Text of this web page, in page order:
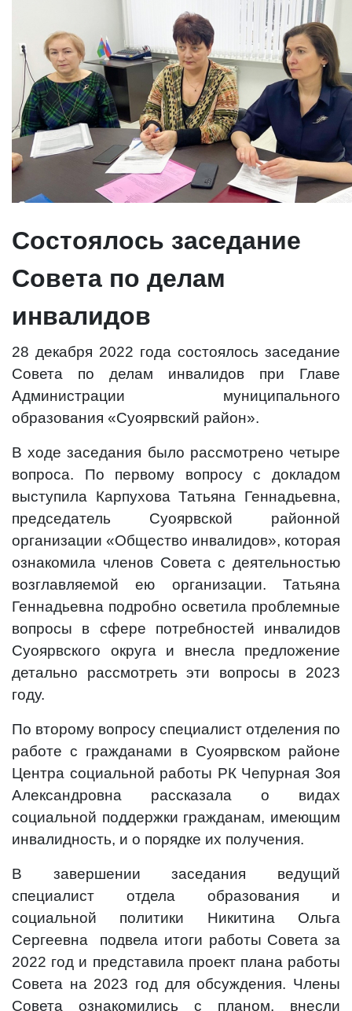
Состоялось заседание
Совета по делам
инвалидов
28 декабря 2022 года состоялось заседание
Совета по делам инвалидов при Главе
Администрации муниципального
образования «Суоярвский район».
В ходе заседания было рассмотрено четыре
вопроса. По первому вопросу с докладом
выступила Карпухова Татьяна Геннадьевна,
председатель Суоярвской районной
организации «Общество инвалидов», которая
ознакомила членов Совета с деятельностью
возглавляемой ею организации. Татьяна
Геннадьевна подробно осветила проблемные
вопросы в сфере потребностей инвалидов
Суоярвского округа и внесла предложение
детально рассмотреть эти вопросы в 2023
году.
По второму вопросу специалист отделения по
работе с гражданами в Суоярвском районе
Центра социальной работы РК Чепурная Зоя
Александровна рассказала о видах
социальной поддержки гражданам, имеющим
инвалидность, и о порядке их получения.
В завершении заседания ведущий
специалист отдела образования и
социальной политики Никитина Ольга
Сергеевна подвела итоги работы Совета за
2022 год и представила проект плана работы
Совета на 2023 год для обсуждения. Члены
Совета ознакомились с планом, внесли